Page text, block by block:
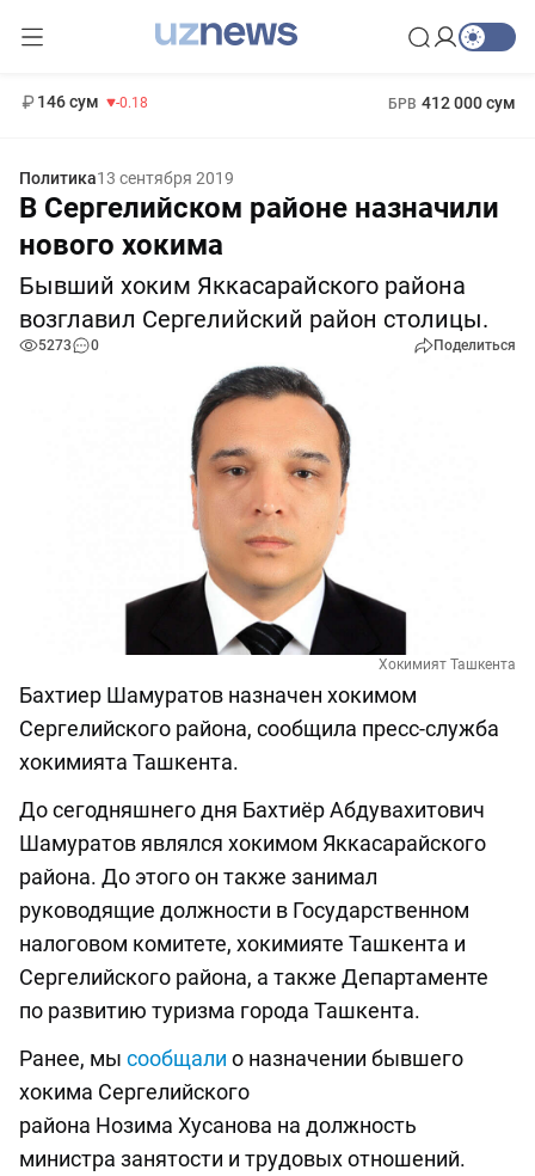
146 сум -0.18 БРВ 412 000 сум
Политика13 сентября 2019
В Сергелийском районе назначили
нового хокима
Бывший хоким Яккасарайского района
возглавил Сергелийский район столицы.
5273 0 Поделиться
Хокимият Ташкента
Бахтиер Шамуратов назначен хокимом
Сергелийского района, сообщила пресс-служба
хокимията Ташкента.
До сегодняшнего дня Бахтиёр Абдувахитович
Шамуратов являлся хокимом Яккасарайского
района. До этого он также занимал
руководящие должности в Государственном
налоговом комитете, хокимияте Ташкента и
Сергелийского района, а также Департаменте
по развитию туризма города Ташкента.
Ранее, мы сообщали о назначении бывшего
хокима Сергелийского
района Нозима Хусанова на должность
министра занятости и трудовых отношений.